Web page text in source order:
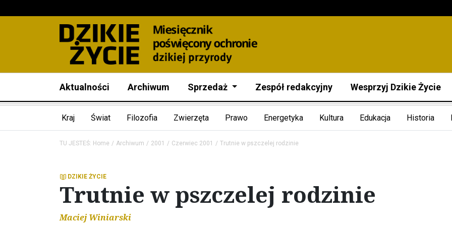
Aktualności Archiwum Sprzedaż Zespół redakcyjny Wesprzyj Dzikie Życie
Kraj Świat Filozofia Zwierzęta Prawo Energetyka Kultura Edukacja Historia
TU JESTEŚ: Home Archiwum 2001 Czerwiec 2001 Trutnie w pszczelej rodzinie
DZIKIE ŻYCIE
Trutnie w pszczelej rodzinie
Maciej Winiarski